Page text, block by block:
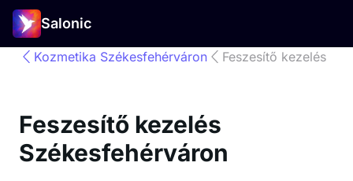
Salonic
Kozmetika Székesfehérváron Feszesítő kezelés
Feszesítő kezelés
Székesfehérváron